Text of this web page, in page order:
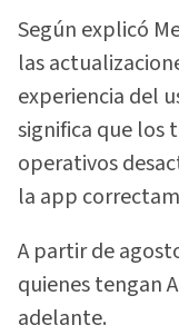
Según explicó
las
experiencia del
significa que los
operativos
la app
A partir de
quienes tengan
adelante.